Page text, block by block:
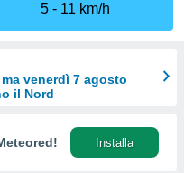
5
11 km/h
venerdì 7 agosto
il Nord
Installa